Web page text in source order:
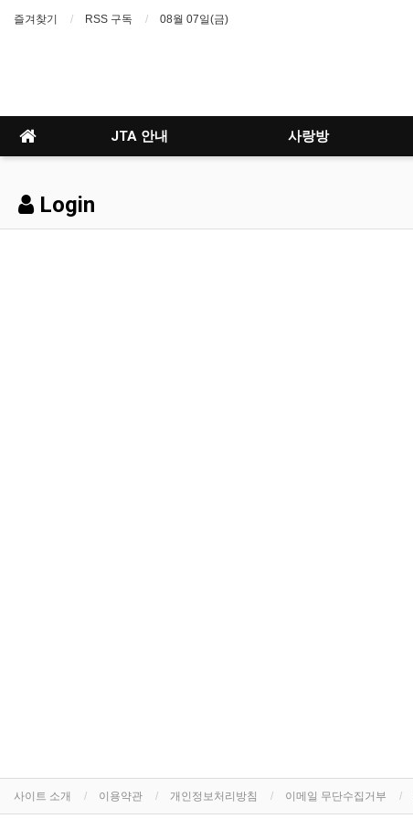
즐겨찾기 RSS 구독 08월 07일(금)
JTA 안내 사랑방
Login
사이트 소개 이용약관 개인정보처리방침 이메일 무단수집거부